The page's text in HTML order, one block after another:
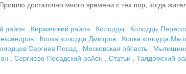
достаточно много времени с тех пор, когда
район Киржачский район Колодцы Колодцы
Копка колодца Дмитров Копка колодца
Сергиев Посад Московская область
Сергиево-Посадский район Статьи Талдомский